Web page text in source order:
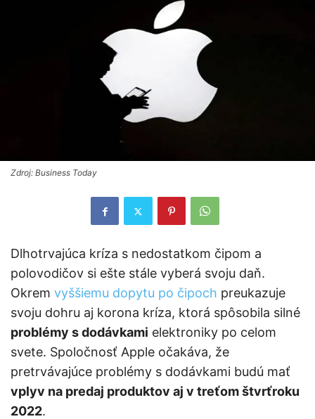
Zdroj: Business Today
Dlhotrvajúca kríza s nedostatkom čipom a
polovodičov si ešte stále vyberá svoju daň.
Okrem vyššiemu dopytu po čipoch preukazuje
svoju dohru aj korona kríza, ktorá spôsobila silné
problémy s dodávkami elektroniky po celom
svete. Spoločnosť Apple očakáva, že
pretrvávajúce problémy s dodávkami budú mať
vplyv na predaj produktov aj v treťom štvrťroku
2022.